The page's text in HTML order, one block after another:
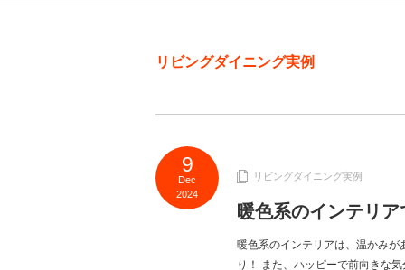
リビングダイニング実例
9
Dec
2024
リビングダイニング実例
暖色系のインテリ
暖色系のインテリアは、温かみが
り！ また、ハッピーで前向きな